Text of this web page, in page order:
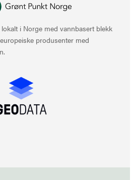
i Norge med vannbasert blekk
produsenter med